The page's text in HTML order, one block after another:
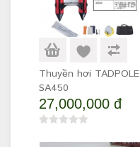
Thuyền hơi TADPOLE
SA450
27,000,000 đ